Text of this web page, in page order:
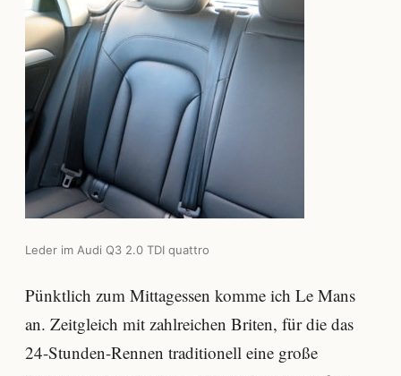
Leder im Audi Q3 2.0 TDI quattro
Pünktlich zum Mittagessen komme ich Le Mans
an. Zeitgleich mit zahlreichen Briten, für die das
24-Stunden-Rennen traditionell eine große